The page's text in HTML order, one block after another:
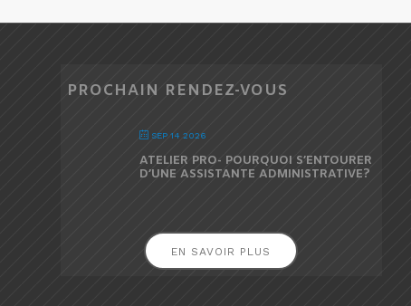
PROCHAIN RENDEZ-VOUS
SEP 14 2026
ATELIER PRO- POURQUOI S’ENTOURER
D’UNE ASSISTANTE ADMINISTRATIVE?
EN SAVOIR PLUS